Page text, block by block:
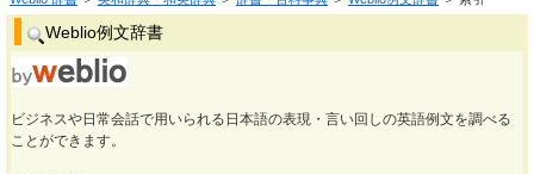
Weblio例文辞書
ビジネスや日常会話で用いられる日本語の表現・言い回しの英語例文を調べる
ことができます。